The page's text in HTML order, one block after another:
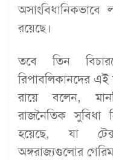
রয়েছে।
তবে তিন
রিপাবলিকানদের
রায়ে বলেন,
রাজনৈতিক সুবিধা
হয়েছে, যা
অঙ্গরাজ্যগুলোর